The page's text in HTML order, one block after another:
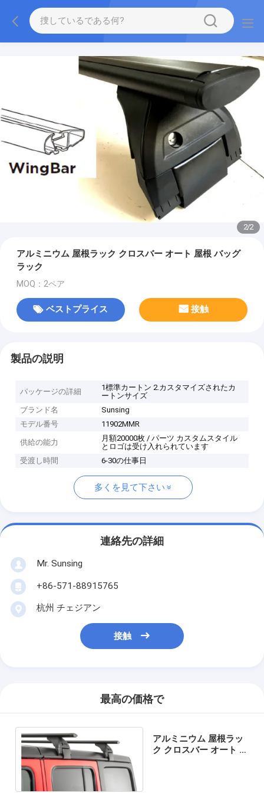
2/2
アルミニウム 屋根ラック クロスバー オート 屋根 バッグ
ラック
MOQ：2ペア
ベストプライス 接触
製品の説明
パッケージの詳細
1標準カートン 2.カスタマイズされたカ
ートンサイズ
ブランド名
Sunsing
モデル番号
11902MMR
供給の能力
月額20000枚 / パーツ カスタムスタイル
とロゴは受け入れられています
受渡し時間
6-30の仕事日
多くを見て下さい
連絡先の詳細
Mr. Sunsing
+86-571-88915765
杭州 チェジアン
接触
最高の価格で
アルミニウム 屋根ラッ
ク クロスバー オート 屋